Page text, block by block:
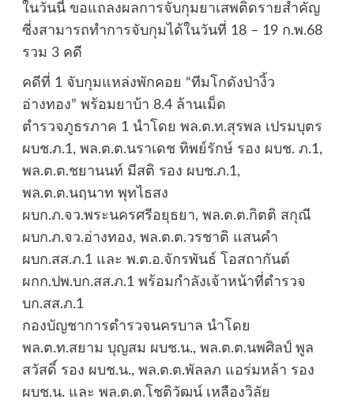
ในวันนี้ ขอแถลงผลการจับกุมยาเสพติดรายสำคัญ
ซี่งสามารถทำการจับกุมได้ในวันที่ 18 – 19 ก.พ.68
รวม 3 คดี
คดีที่ 1 จับกุมแหล่งพักคอย “ทีมโกดังป่างิ้ว
อ่างทอง” พร้อมยาบ้า 8.4 ล้านเม็ด
ตำรวจภูธรภาค 1 นำโดย พล.ต.ท.สุรพล เปรมบุตร
ผบช.ภ.1, พล.ต.ต.นราเดช ทิพย์รักษ์ รอง ผบช. ภ.1,
พล.ต.ต.ชยานนท์ มีสติ รอง ผบช.ภ.1,
พล.ต.ต.นฤนาท พุทไธสง
ผบก.ภ.จว.พระนครศรีอยุธยา, พล.ต.ต.กิตติ สกุณี
ผบก.ภ.จว.อ่างทอง, พล.ต.ต.วรชาติ แสนคำ
ผบก.สส.ภ.1 และ พ.ต.อ.จักรพันธ์ โอสถากันต์
ผกก.ปพ.บก.สส.ภ.1 พร้อมกำลังเจ้าหน้าที่ตำรวจ
บก.สส.ภ.1
กองบัญชาการตำรวจนครบาล นำโดย
พล.ต.ท.สยาม บุญสม ผบช.น., พล.ต.ต.นพศิลป์ พูล
สวัสดิ์ รอง ผบช.น., พล.ต.ต.พัลลภ แอร่มหล้า รอง
ผบช.น. และ พล.ต.ต.โชติวัฒน์ เหลืองวิลัย